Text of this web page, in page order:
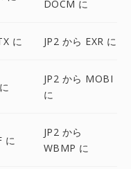
DOCM に
に JP2 から EXR に
JP2 から MOBI
に
に
JP2 から
WBMP に